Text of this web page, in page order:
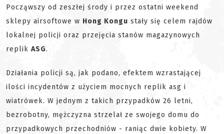
Począwszy od zeszłej środy i przez ostatni weekend
sklepy airsoftowe w Hong Kongu stały się celem rajdów
lokalnej policji oraz przejęcia stanów magazynowych
replik ASG.
Działania policji są, jak podano, efektem wzrastającej
ilości incydentów z użyciem mocnych replik asg i
wiatrówek. W jednym z takich przypadków 26 letni,
bezrobotny, mężczyzna strzelał ze swojego domu do
przypadkowych przechodniów - raniąc dwie kobiety. W